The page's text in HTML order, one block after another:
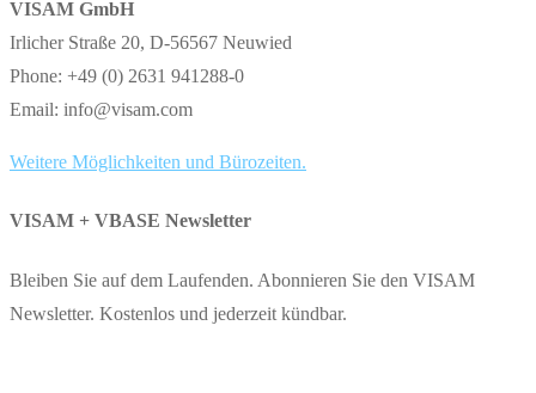
VISAM GmbH
Irlicher Straße 20, D-56567 Neuwied
Phone: +49 (0) 2631 941288-0
Email: info@visam.com
Weitere Möglichkeiten und Bürozeiten.
VISAM + VBASE Newsletter
Bleiben Sie auf dem Laufenden. Abonnieren Sie den VISAM
Newsletter. Kostenlos und jederzeit kündbar.